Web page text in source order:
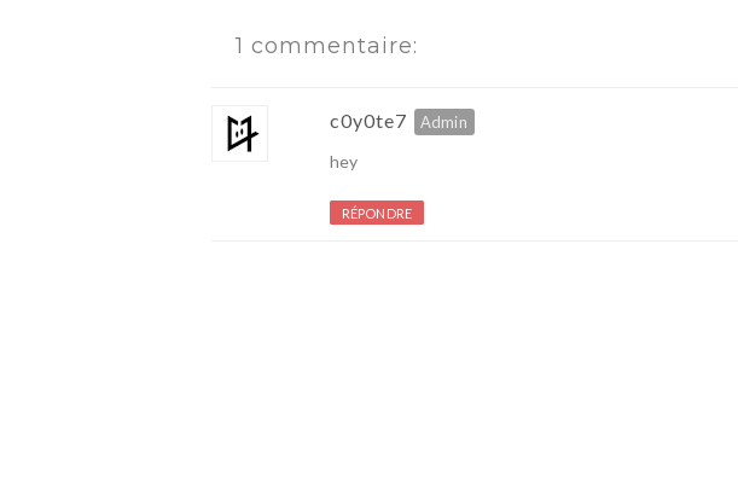
1 commentaire:
c0y0te7
hey
RÉPONDRE